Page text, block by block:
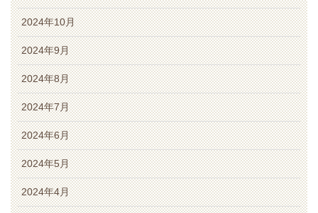
2024年10月
2024年9月
2024年8月
2024年7月
2024年6月
2024年5月
2024年4月